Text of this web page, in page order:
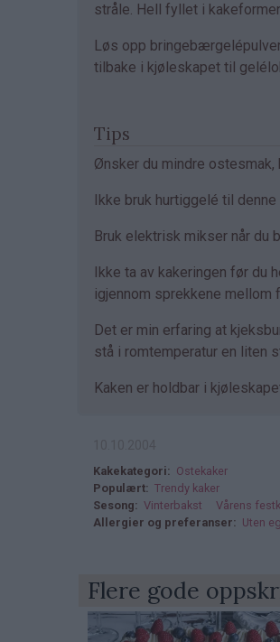
stråle. Hell fyllet i
Løs opp
tilbake i kjøleskapet til
Tips
Ønsker du mindre
Ikke bruk hurtiggelé til
Bruk elektrisk mikser når du
Ikke ta av kakeringen før du
igjennom sprekkene mellom
Det er min erfaring at
stå i romtemperatur en liten
Kaken er holdbar i
Kakekategori
Ostekaker
Populært
Trendy kaker
Sesong
Vinterbakst Vårens
Allergier og preferanser
Uten